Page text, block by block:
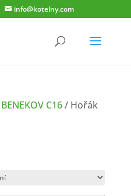
info@kotelny.com
BENEKOV C16/ Hořák